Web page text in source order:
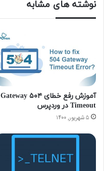
نوشته های مشابه
آموزش رفع خطای ۵۰۴ Gateway
Timeout در وردپرس
۵ شهریور, ۱۴۰۰